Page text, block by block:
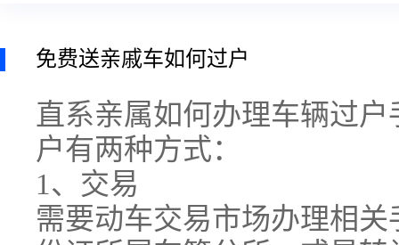
免费送亲戚车如何过户
直系亲属如何办理车辆过
户有两种方式：
1、交易
需要动车交易市场办理相